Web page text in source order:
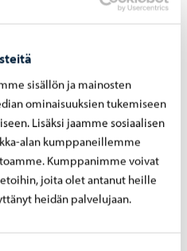
sisällön ja mainosten
ominaisuuksien tukemiseen
Lisäksi jaamme sosiaalisen
alan kumppaneillemme
Kumppanimme voivat
joita olet antanut heille
heidän palvelujaan.
uutiset